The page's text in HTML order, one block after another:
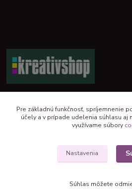
+421 944 390 244 denne od
kreativshop@kreativshop.sk
Pre základnú funkčnosť, spríjemnenie
účely a v prípade udelenia súhlasu aj
využívame súbory
Nastavenia
Súhlas môžete